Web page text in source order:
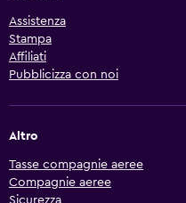
Assistenza
Stampa
Affiliati
Pubblicizza con noi
Altro
Tasse compagnie aeree
Compagnie aeree